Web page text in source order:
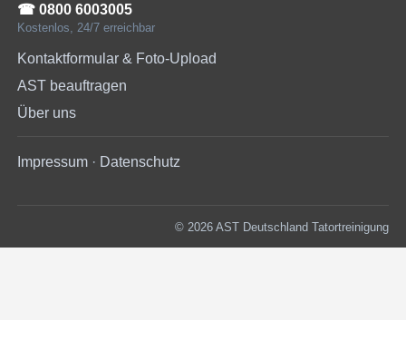
☎︎ 0800 6003005
Kostenlos, 24/7 erreichbar
Kontaktformular & Foto-Upload
AST beauftragen
Über uns
Impressum · Datenschutz
© 2026 AST Deutschland Tatortreinigung